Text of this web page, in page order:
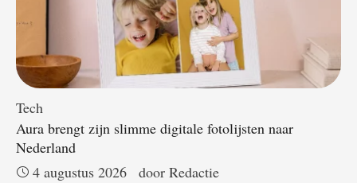
Tech
Aura brengt zijn slimme digitale fotolijsten naar
Nederland
4 augustus 2026
door Redactie